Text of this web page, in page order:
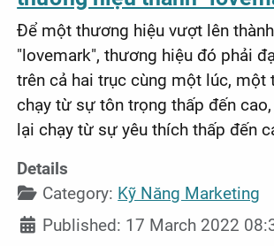
Để một thương hiệu vượt lên
"lovemark", thương hiệu đó phải
trên cả hai trục cùng một lúc, một
chạy từ sự tôn trọng thấp đến
lại chạy từ sự yêu thích thấp đến
Details
Category: Kỹ Năng Marketing
Published: 17 March 2022